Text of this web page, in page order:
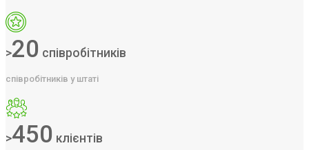
>20 співробітників
співробітників у штаті
>450 клієнтів